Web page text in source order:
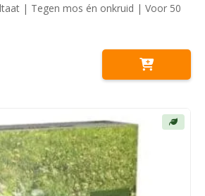
| Tegen mos én onkruid | Voor 50